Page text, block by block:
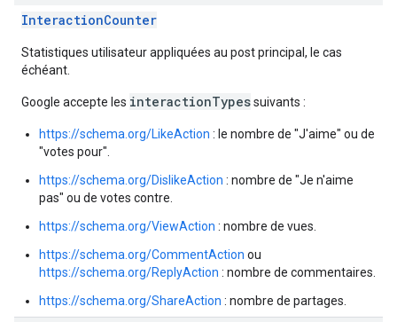
InteractionCounter
Statistiques utilisateur appliquées au post principal, le cas
échéant.
Google accepte les interactionTypessuivants :
https://schema.org/LikeAction : le nombre de "J'aime" ou de
"votes pour".
https://schema.org/DislikeAction : nombre de "Je n'aime
pas" ou de votes contre.
https://schema.org/ViewAction : nombre de vues.
https://schema.org/CommentAction ou
https://schema.org/ReplyAction : nombre de commentaires.
https://schema.org/ShareAction : nombre de partages.